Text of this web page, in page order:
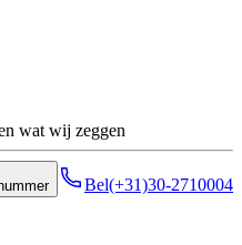
wat wij zeggen
Bel(+31)30-2710004